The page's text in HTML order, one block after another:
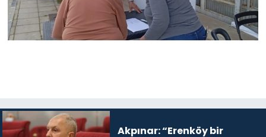
Akpınar: “Erenköy bir